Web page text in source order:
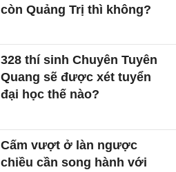
còn Quảng Trị thì không?
328 thí sinh Chuyên Tuyên
Quang sẽ được xét tuyển
đại học thế nào?
Cấm vượt ở làn ngược
chiều cần song hành với